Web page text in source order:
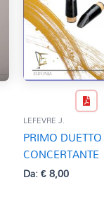
LEFEVRE J.
PRIMO DUETTO
CONCERTANTE
Da:€8,00